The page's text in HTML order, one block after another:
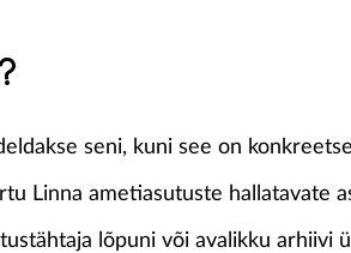
seni, kuni see on
Linna ametiasutuste hallatavate
lõpuni või avalikku arhiivi